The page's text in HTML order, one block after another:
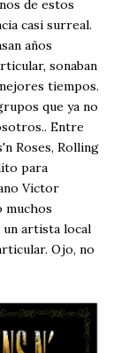
de estos
casi surreal.
años
sonaban
tiempos.
que ya no
Entre
Roses, Rolling
para
Victor
muchos
artista local
Ojo, no